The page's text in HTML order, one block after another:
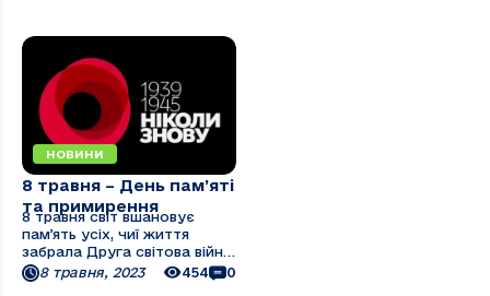
НОВИНИ
8 травня – День пам’яті
та примирення
8 травня світ вшановує
памʼять усіх, чиї життя
забрала Друга світова війна.
Ми ніколи не забудемо
внесок українського народу
8 травня, 2023 454 0